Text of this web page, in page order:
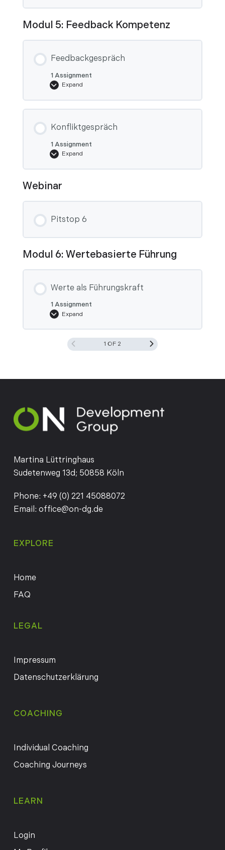
Modul 5: Feedback Kompetenz
Feedbackgespräch
1 Assignment
Expand
Feedbackgespräch
Konfliktgespräch
1 Assignment
Expand
Konfliktgespräch
Webinar
Pitstop 6
Modul 6: Wertebasierte Führung
Werte als Führungskraft
1 Assignment
Expand
Werte
Führungskraft
1 OF 2
Martina Lüttringhaus
Sudetenweg 13d; 50858 Köln
Phone: +49 (0) 221 45088072
Email: office@on-dg.de
EXPLORE
Home
FAQ
LEGAL
Impressum
Datenschutzerklärung
COACHING
Individual Coaching
Coaching Journeys
LEARN
Login